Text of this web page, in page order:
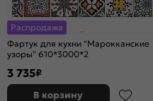
Распродажа
Фартук для кухни "Марокканские
узоры" 610*3000*2
3 735₽
В корзину